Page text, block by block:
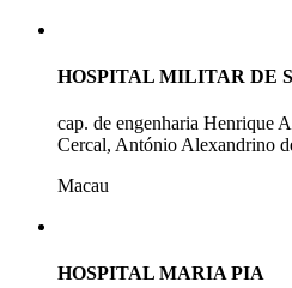
HOSPITAL MILITAR DE
cap. de engenharia Henrique
Cercal, António Alexandrino
Macau
HOSPITAL MARIA PIA